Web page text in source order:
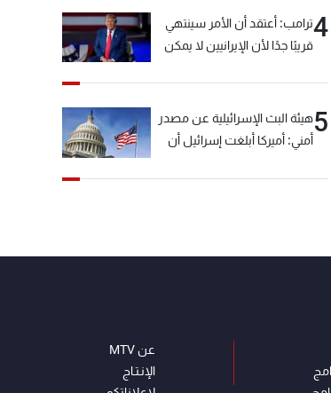
4ترامب: أعتقد أن الأمر سينتهي
قريبًا جدًا لأن الإيرانيين لا يمكن
5هيئة البث الإسرائيلية عن مصدر
أمني: أميركا أبلغت إسرائيل أن
عن MTV
الإنـتـاج